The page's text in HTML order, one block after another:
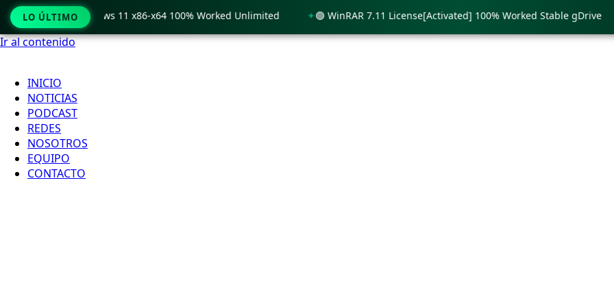
Ir al contenido
INICIO
NOTICIAS
PODCAST
REDES
NOSOTROS
EQUIPO
CONTACTO
LO ÚLTIMO
only Windows 11 x86-x64 100% Worked Unlimited 🟢 WinRAR 7.11 License[Activated] 100% Worked Stable gDrive